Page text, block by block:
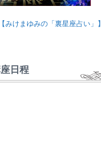
みけまゆみの「裏星座占い」】
日程